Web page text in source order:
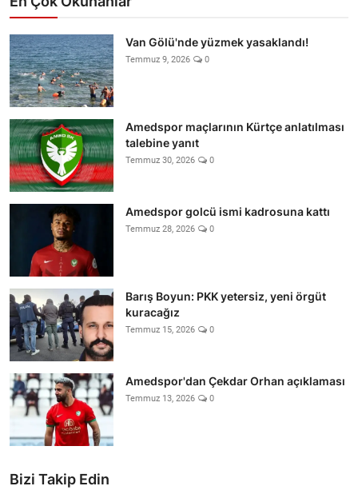
Van Gölü'nde yüzmek yasaklandı!
Temmuz 9, 2026 0
Amedspor maçlarının Kürtçe anlatılması
talebine yanıt
Temmuz 30, 2026 0
Amedspor golcü ismi kadrosuna kattı
Temmuz 28, 2026 0
Barış Boyun: PKK yetersiz, yeni örgüt
kuracağız
Temmuz 15, 2026 0
Amedspor'dan Çekdar Orhan açıklaması
Temmuz 13, 2026 0
Bizi Takip Edin